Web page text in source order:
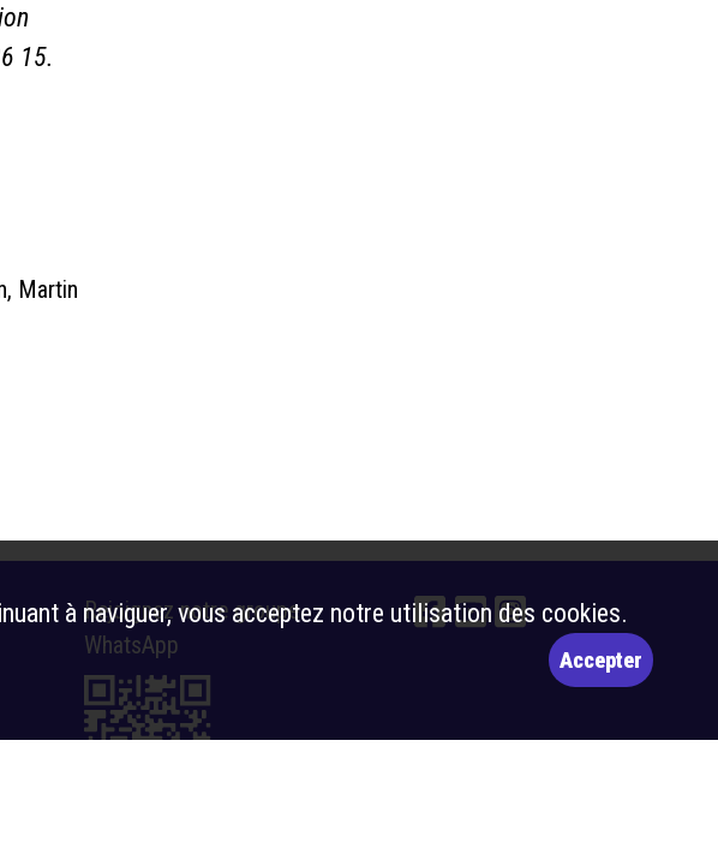
15.
Martin
Rejoignez notre groupe
WhatsApp
à naviguer, vous acceptez notre utilisation des cookies.
Accepter